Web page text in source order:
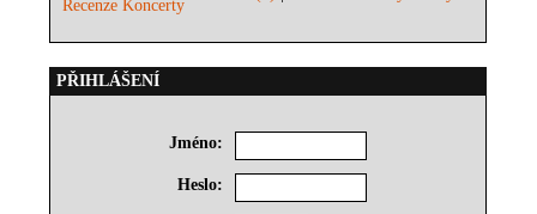
Recenze Koncerty
PŘIHLÁŠENÍ
Jméno:
Heslo: